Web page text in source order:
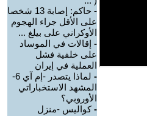
-
حاكم: إصابة 13 شخصا
على الأقل جراء الهجوم
الأوكراني على بيلغ ...
- إقالات في الموساد
على خلفية فشل
العملية في إيران
-
لماذا يتصدر -إم آي 6-
المشهد الاستخباراتي
الأوروبي؟
-كواليس -منزل